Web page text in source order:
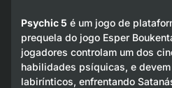
Psychic 5 é um jogo de
prequela do jogo Esper
jogadores controlam um dos
habilidades psíquicas, e
labirínticos, enfrentando